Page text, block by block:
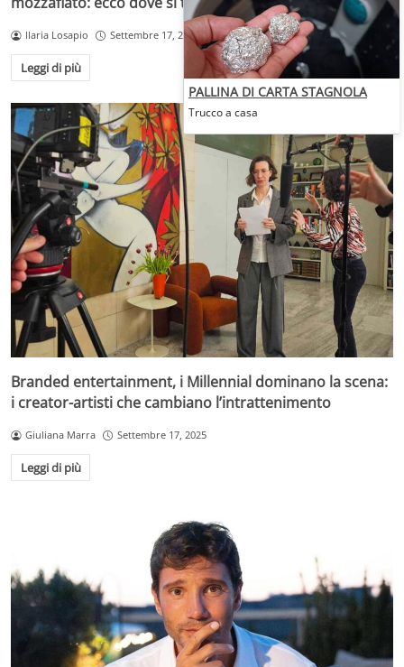
Ilaria Losapio Settembre 17, 2025
Leggi di più
Branded entertainment, i Millennial dominano la scena:
i creator-artisti che cambiano l’intrattenimento
Giuliana Marra Settembre 17, 2025
Leggi di più
PALLINA DI CARTA STAGNOLA
Trucco a casa